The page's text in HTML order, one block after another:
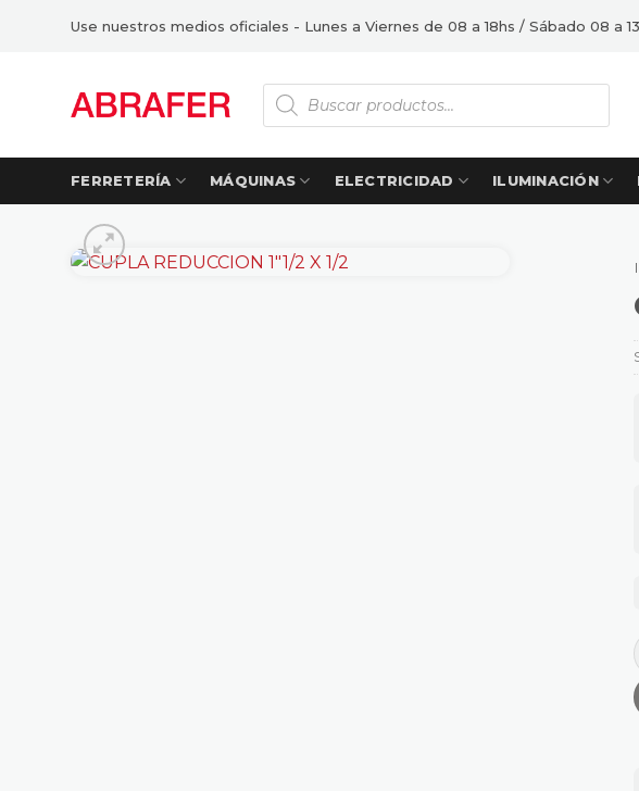
Use nuestros medios oficiales - Lunes a Viernes de 08 a 18hs / Sábado 08 a
Búsqueda
de
productos
FERRETERÍA MÁQUINAS ELECTRICIDAD ILUMINACIÓN